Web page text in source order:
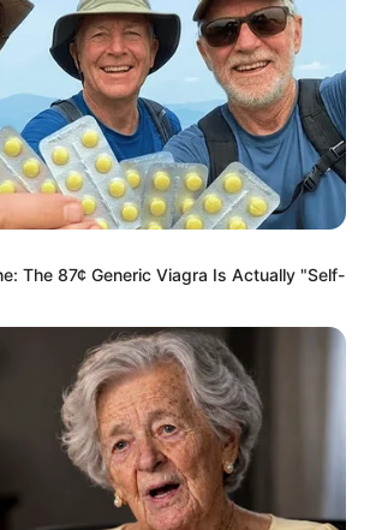
The 87¢ Generic Viagra Is Actually "Self-